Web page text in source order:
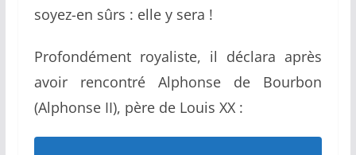
soyez-en sûrs : elle y sera !
Profondément royaliste, il déclara après
avoir rencontré Alphonse de Bourbon
(Alphonse II), père de Louis XX :